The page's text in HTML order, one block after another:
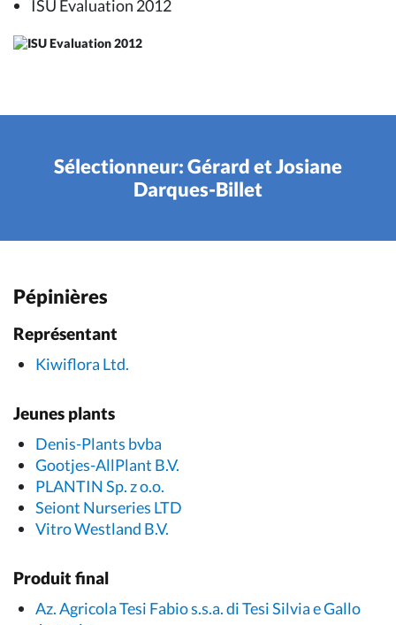
ISU Evaluation 2012
Sélectionneur: Gérard et Josiane
Darques-Billet
Pépinières
Représentant
Kiwiflora Ltd.
Jeunes plants
Denis-Plants bvba
Gootjes-AllPlant B.V.
PLANTIN Sp. z o.o.
Seiont Nurseries LTD
Vitro Westland B.V.
Produit final
Az. Agricola Tesi Fabio s.s.a. di Tesi Silvia e Gallo